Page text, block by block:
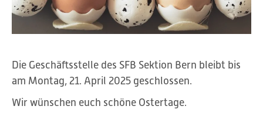
Die Geschäftsstelle des SFB Sektion Bern bleibt bis
am Montag, 21. April 2025 geschlossen.
Wir wünschen euch schöne Ostertage.